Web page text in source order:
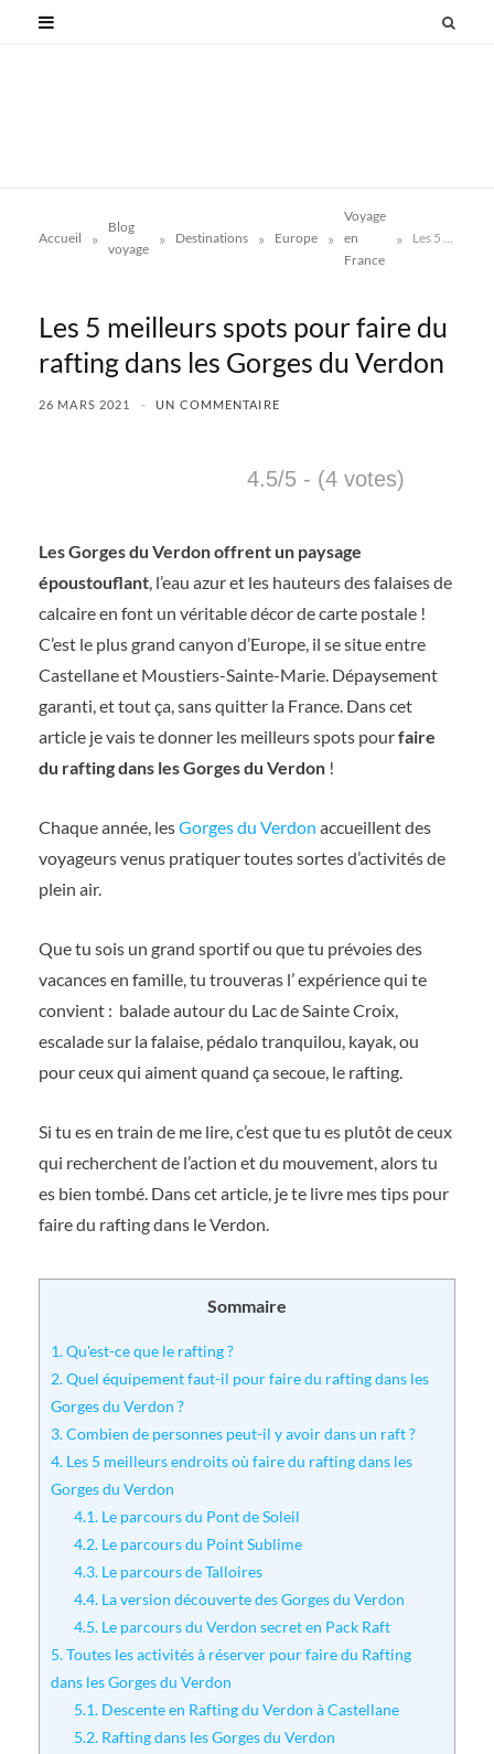
Accueil »
Blog
voyage
» Destinations » Europe »
Voyage
en
France
» Les 5 meilleurs spots pour faire du rafting dans les Gorges du Verdon
Les 5 meilleurs spots pour faire du
rafting dans les Gorges du Verdon
26 MARS 2021 UN COMMENTAIRE
4.5/5 - (4 votes)
Les Gorges du Verdon offrent un paysage
époustouflant, l’eau azur et les hauteurs des falaises de
calcaire en font un véritable décor de carte postale !
C’est le plus grand canyon d’Europe, il se situe entre
Castellane et Moustiers-Sainte-Marie. Dépaysement
garanti, et tout ça, sans quitter la France. Dans cet
article je vais te donner les meilleurs spots pourfaire
du rafting dans les Gorges du Verdon !
Chaque année, lesGorges du Verdon accueillent des
voyageurs venus pratiquer toutes sortes d’activités de
plein air.
Que tu sois un grand sportif ou que tu prévoies des
vacances en famille, tu trouveras l’ expérience qui te
convient : balade autour du Lac de Sainte Croix,
escalade sur la falaise, pédalo tranquilou, kayak, ou
pour ceux qui aiment quand ça secoue, le rafting.
Si tu es en train de me lire, c’est que tu es plutôt de ceux
qui recherchent de l’action et du mouvement, alors tu
es bien tombé. Dans cet article, je te livre mes tips pour
faire du rafting dans le Verdon.
Sommaire
1.Qu'est-ce que le rafting ?
2.Quel équipement faut-il pour faire du rafting dans les
Gorges du Verdon ?
3.Combien de personnes peut-il y avoir dans un raft ?
4. Les 5 meilleurs endroits où faire du rafting dans les
Gorges du Verdon
4.1. Le parcours du Pont de Soleil
4.2. Le parcours du Point Sublime
4.3. Le parcours de Talloires
4.4. La version découverte des Gorges du Verdon
4.5. Le parcours du Verdon secret en Pack Raft
5.Toutes les activités à réserver pour faire du Rafting
dans les Gorges du Verdon
5.1. Descente en Rafting du Verdon à Castellane
5.2. Rafting dans les Gorges du Verdon